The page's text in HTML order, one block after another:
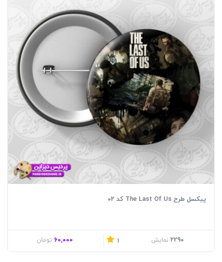
پیکسل طرح The Last Of Us کد 02
2290 نمایش 1
60,000 تومان